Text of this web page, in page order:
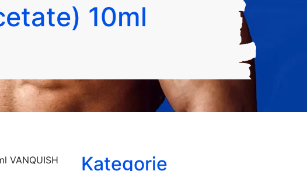
10ml
VANQUISH
Kategorie